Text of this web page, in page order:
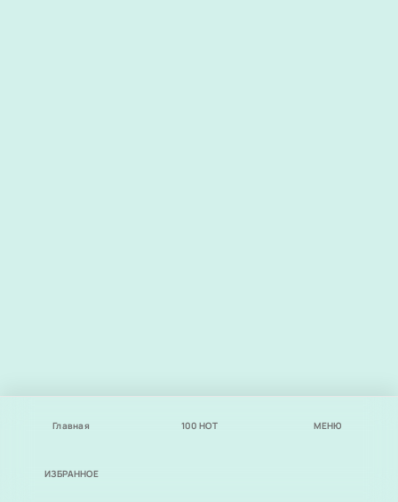
Главная 100 НОТ МЕНЮ
ИЗБРАННОЕ